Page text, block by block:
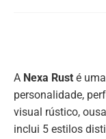
A Nexa Rust é
personalidade,
visual rústico,
inclui 5 estilos